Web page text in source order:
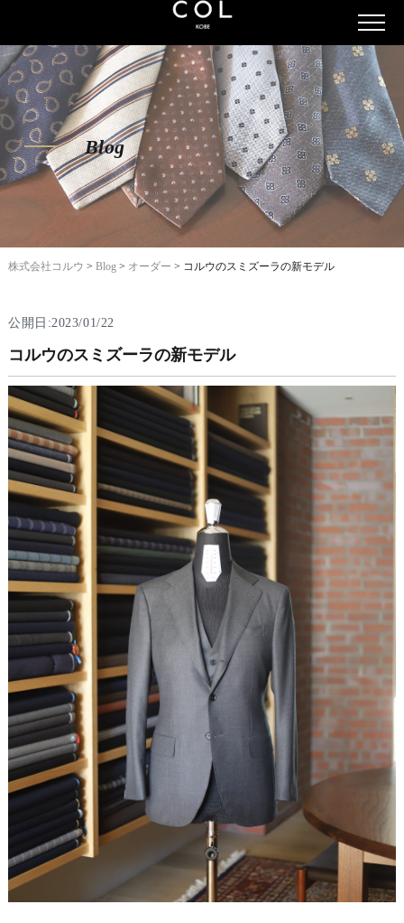
Blog
株式会社コルウ > Blog> オーダー > コルウのスミズーラの新モデル
公開日:2023/01/22
コルウのスミズーラの新モデル